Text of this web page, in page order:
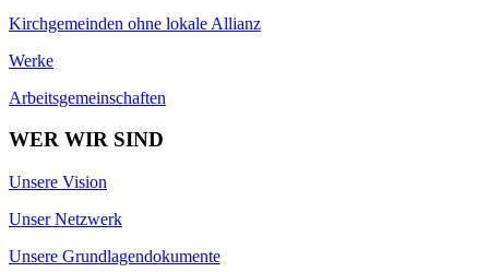
Kirchgemeinden ohne lokale Allianz
Werke
Arbeitsgemeinschaften
WER WIR SIND
Unsere Vision
Unser Netzwerk
Unsere Grundlagendokumente